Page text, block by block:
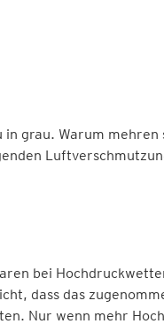
grau. Warum mehren
bei
dass das
Nur wenn mehr